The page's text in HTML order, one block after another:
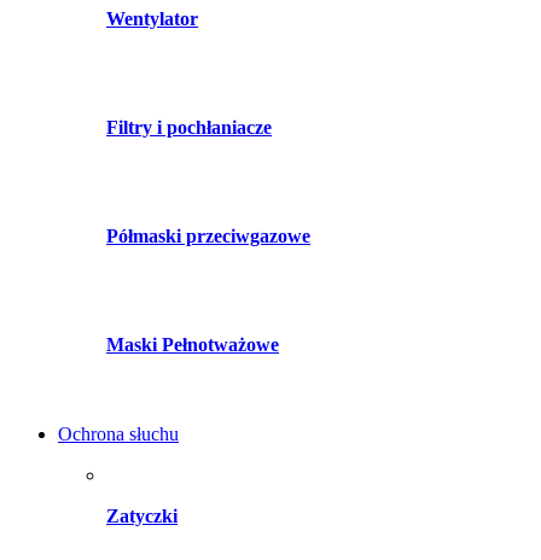
Wentylator
Filtry i pochłaniacze
Półmaski przeciwgazowe
Maski Pełnotważowe
Ochrona słuchu
Zatyczki